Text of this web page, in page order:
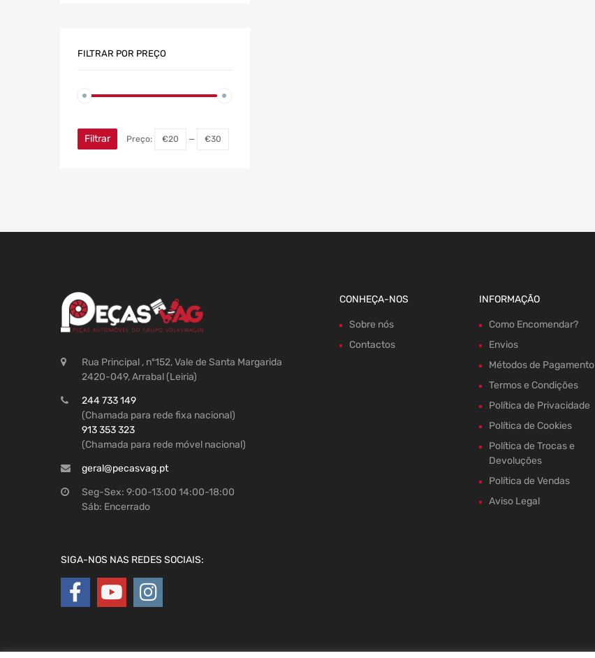
FILTRAR POR PREÇO
Filtrar Preço: €20 — €30
Rua Principal , nº152, Vale de Santa Margarida
2420-049, Arrabal (Leiria)
244 733 149
(Chamada para rede fixa nacional)
913 353 323
(Chamada para rede móvel nacional)
geral@pecasvag.pt
Seg-Sex: 9:00-13:00 14:00-18:00
Sáb: Encerrado
SIGA-NOS NAS REDES SOCIAIS:
CONHEÇA-NOS
Sobre nós
Contactos
INFORMAÇÃO
Como Encomendar?
Envios
Métodos de Pagamento
Termos e Condições
Política de Privacidade
Política de Cookies
Política de Trocas e
Devoluções
Política de Vendas
Aviso Legal